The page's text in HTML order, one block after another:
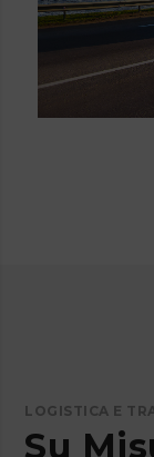
LOGISTICA E
Su